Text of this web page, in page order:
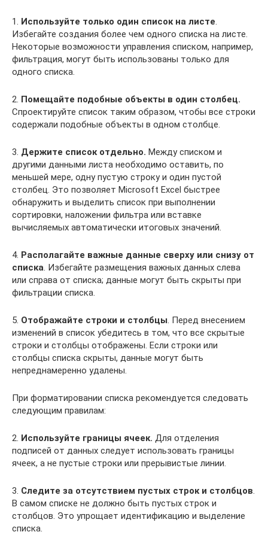
1. Используйте только один список на листе.
Избегайте создания более чем одного списка на листе.
Некоторые возможности управления списком, например,
фильтрация, могут быть использованы только для
одного списка.
2. Помещайте подобные объекты в один столбец.
Спроектируйте список таким образом, чтобы все строки
содержали подобные объекты в одном столбце.
3. Держите список отдельно. Между списком и
другими данными листа необходимо оставить, по
меньшей мере, одну пустую строку и один пустой
столбец. Это позволяет Microsoft Excel быстрее
обнаружить и выделить список при выполнении
сортировки, наложении фильтра или вставке
вычисляемых автоматически итоговых значений.
4. Располагайте важные данные сверху или снизу от
списка. Избегайте размещения важных данных слева
или справа от списка; данные могут быть скрыты при
фильтрации списка.
5. Отображайте строки и столбцы. Перед внесением
изменений в список убедитесь в том, что все скрытые
строки и столбцы отображены. Если строки или
столбцы списка скрыты, данные могут быть
непреднамеренно удалены.
При форматировании списка рекомендуется следовать
следующим правилам:
2. Используйте границы ячеек. Для отделения
подписей от данных следует использовать границы
ячеек, а не пустые строки или прерывистые линии.
3. Следите за отсутствием пустых строк и столбцов.
В самом списке не должно быть пустых строк и
столбцов. Это упрощает идентификацию и выделение
списка.